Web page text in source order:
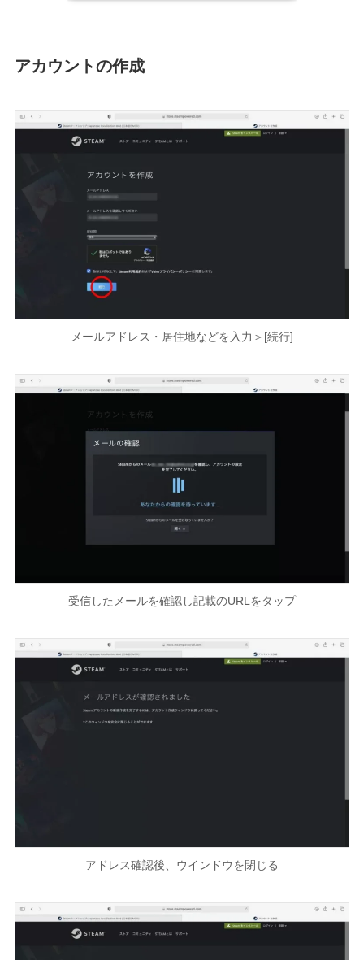
アカウントの作成
メールアドレス・居住地などを入力＞[続行]
受信したメールを確認し記載のURLをタップ
アドレス確認後、ウインドウを閉じる